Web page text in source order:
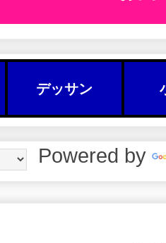
デッサン
Powered by